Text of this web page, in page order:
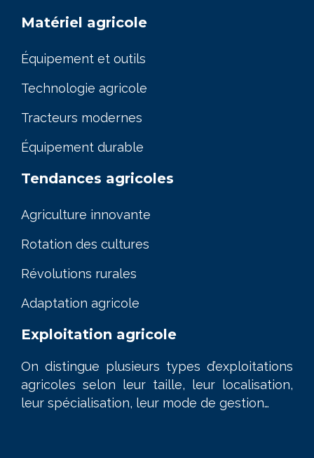
Matériel agricole
Équipement et outils
Technologie agricole
Tracteurs modernes
Équipement durable
Tendances agricoles
Agriculture innovante
Rotation des cultures
Révolutions rurales
Adaptation agricole
Exploitation agricole
On distingue plusieurs types d’exploitations
agricoles selon leur taille, leur localisation,
leur spécialisation, leur mode de gestion…